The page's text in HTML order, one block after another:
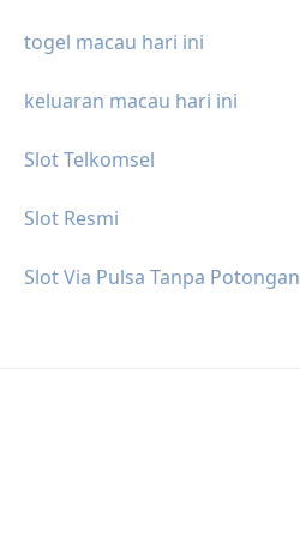
togel macau hari ini
keluaran macau hari ini
Slot Telkomsel
Slot Resmi
Slot Via Pulsa Tanpa Potongan